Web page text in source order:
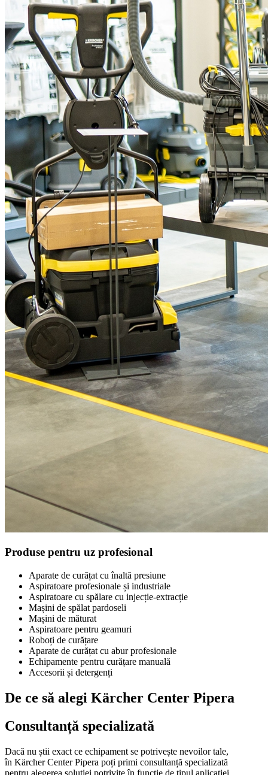
Produse pentru uz profesional
Aparate de curățat cu înaltă presiune
Aspiratoare profesionale și industriale
Aspiratoare cu spălare cu injecție-extracție
Mașini de spălat pardoseli
Mașini de măturat
Aspiratoare pentru geamuri
Roboți de curățare
Aparate de curățat cu abur profesionale
Echipamente pentru curățare manuală
Accesorii și detergenți
De ce să alegi Kärcher Center Pipera
Consultanță specializată
Dacă nu știi exact ce echipament se potrivește nevoilor tale,
în Kärcher Center Pipera poți primi consultanță specializată
pentru alegerea soluției potrivite în funcție de tipul aplicației,